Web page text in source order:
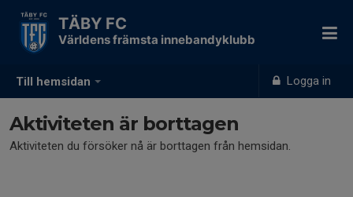
Till hemsidan Logga in
TÄBY FC
Världens främsta innebandyklubb
Aktiviteten är borttagen
Aktiviteten du försöker nå är borttagen från hemsidan.